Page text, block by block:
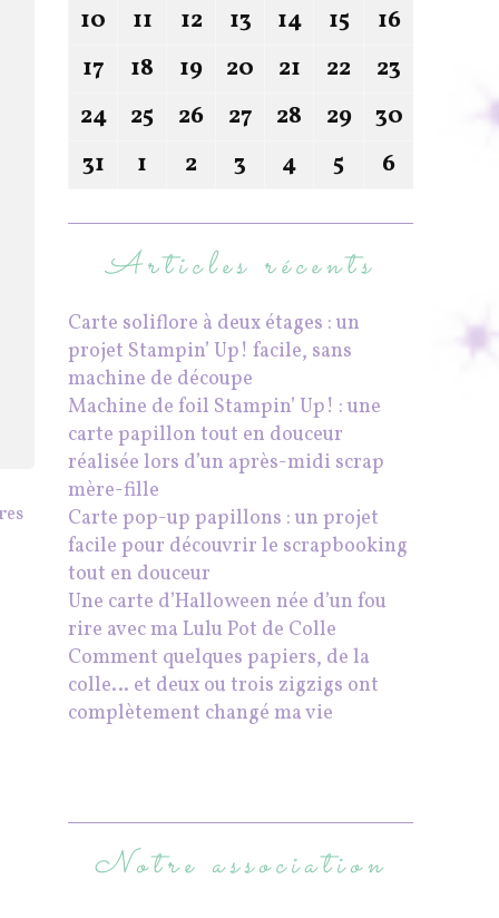
10
11 12 13 14 15
16
17
18 19 20 21 22
23
24
25 26 27 28 29
30
31
1 2 3 4 5 6
Articles récents
Carte soliflore à deux étages : un
projet Stampin’ Up! facile, sans
machine de découpe
Machine de foil Stampin’ Up! : une
carte papillon tout en douceur
réalisée lors d’un après-midi scrap
mère-fille
Carte pop-up papillons : un projet
facile pour découvrir le scrapbooking
tout en douceur
Une carte d’Halloween née d’un fou
rire avec ma Lulu Pot de Colle
Comment quelques papiers, de la
colle… et deux ou trois zigzigs ont
complètement changé ma vie
Notre association